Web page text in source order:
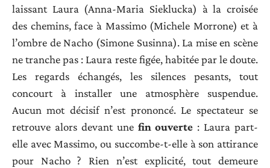
laissant Laura (Anna-Maria Sieklucka) à la croisée
des chemins, face à Massimo (Michele Morrone) et à
l’ombre de Nacho (Simone Susinna). La mise en scène
ne tranche pas : Laura reste figée, habitée par le doute.
Les regards échangés, les silences pesants, tout
concourt à installer une atmosphère suspendue.
Aucun mot décisif n’est prononcé. Le spectateur se
retrouve alors devant une fin ouverte : Laura part-
elle avec Massimo, ou succombe-t-elle à son attirance
pour Nacho ? Rien n’est explicité, tout demeure